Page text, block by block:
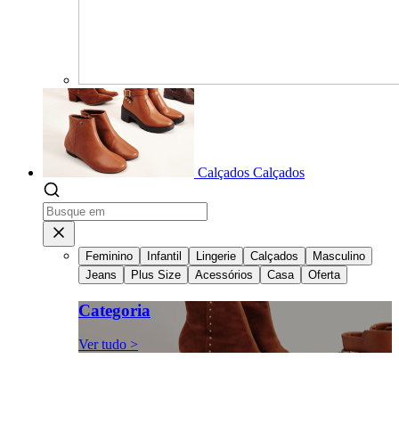
Calçados Calçados
Feminino Infantil Lingerie Calçados
Masculino
Jeans
Plus Size Acessórios Casa Oferta
Categoria
Ver tudo >